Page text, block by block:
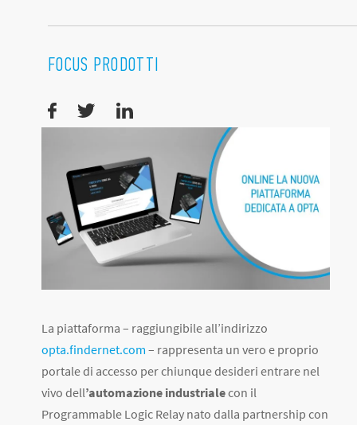
FOCUS PRODOTTI
La piattaforma – raggiungibile all’indirizzo
opta.findernet.com – rappresenta un vero e proprio
portale di accesso per chiunque desideri entrare nel
vivo dell’automazione industrialecon il
Programmable Logic Relay nato dalla partnership con